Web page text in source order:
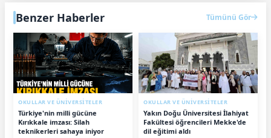
Benzer Haberler Tümünü Gör
OKULLAR VE ÜNİVERSİTELER
Türkiye'nin milli gücüne
Kırıkkale imzası: Silah
teknikerleri sahaya iniyor
OKULLAR VE ÜNİVERSİTELER
Yakın Doğu Üniversitesi İlahiyat
Fakültesi öğrencileri Mekke'de
dil eğitimi aldı